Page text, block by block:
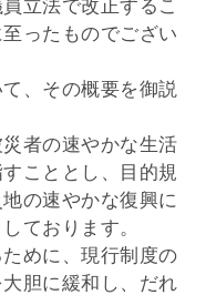
立法で改正するこ
ったものでござい
、その概要を御説
者の速やかな生活
こととし、目的規
の速やかな復興に
ております。
めに、現行制度の
胆に緩和し、だれ